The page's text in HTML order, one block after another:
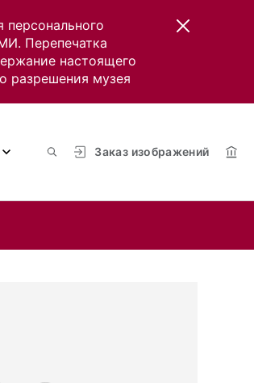
Перепечатка
настоящего
разрешения музея
Заказ изображений